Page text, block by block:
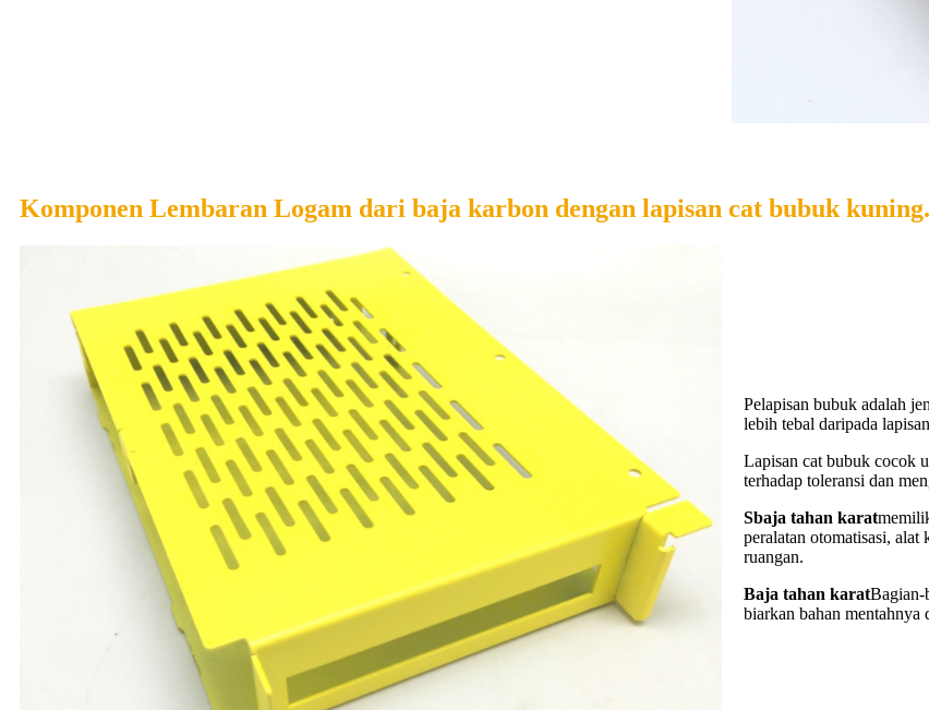
Komponen Lembaran Logam dari baja karbon dengan lapisan cat bubuk kuning.
Pelapisan bubuk adalah
lebih tebal daripada
Lapisan cat bubuk cocok
terhadap toleransi dan
Sbaja tahan karat
peralatan otomatisasi, alat
ruangan.
Baja tahan karatBagian-
biarkan bahan